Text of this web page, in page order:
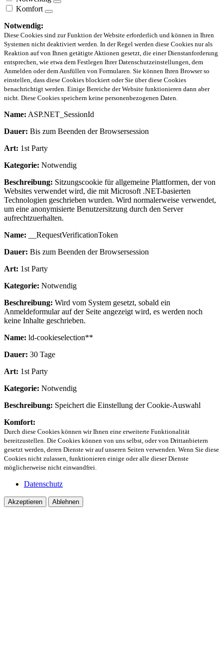
Komfort
Notwendig:
Diese Cookies sind zur Funktion der Website erforderlich und können in Ihren
Systemen nicht deaktiviert werden. In der Regel werden diese Cookies nur als
Reaktion auf von Ihnen getätigte Aktionen gesetzt, die einer Dienstanforderung
entsprechen, wie etwa dem Festlegen Ihrer Datenschutzeinstellungen, dem
Anmelden oder dem Ausfüllen von Formularen. Sie können Ihren Browser so
einstellen, dass diese Cookies blockiert oder Sie über diese Cookies
benachrichtigt werden. Einige Bereiche der Website funktionieren dann aber
nicht. Diese Cookies speichern keine personenbezogenen Daten.
Name: ASP.NET_SessionId
Dauer: Bis zum Beenden der Browsersession
Art: 1st Party
Kategorie: Notwendig
Beschreibung: Sitzungscookie für allgemeine Plattformen, der von
Websites verwendet wird, die mit Microsoft .NET-basierten
Technologien geschrieben wurden. Wird normalerweise verwendet,
um eine anonymisierte Benutzersitzung durch den Server
aufrechtzuerhalten.
Name: __RequestVerificationToken
Dauer: Bis zum Beenden der Browsersession
Art: 1st Party
Kategorie: Notwendig
Beschreibung: Wird vom System gesetzt, sobald ein
Anmeldeformular auf der Seite angezeigt wird, es werden noch
keine Inhalte geschrieben.
Name: ld-cookieselection**
Dauer: 30 Tage
Art: 1st Party
Kategorie: Notwendig
Beschreibung: Speichert die Einstellung der Cookie-Auswahl
Komfort:
Durch diese Cookies können wir Ihnen eine erweiterte Funktionalität
bereitzustellen. Die Cookies können von uns selbst, oder von Drittanbietern
gesetzt werden, deren Dienste wir auf unseren Seiten verwenden. Wenn Sie diese
Cookies nicht zulassen, funktionieren einige oder alle dieser Dienste
möglicherweise nicht einwandfrei.
Datenschutz
Akzeptieren Ablehnen